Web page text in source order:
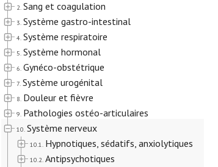
2. Sang et coagulation
3. Système gastro-intestinal
4. Système respiratoire
5. Système hormonal
6. Gynéco-obstétrique
7. Système urogénital
8. Douleur et fièvre
9. Pathologies ostéo-articulaires
10. Système nerveux
10.1. Hypnotiques, sédatifs, anxiolytiques
10.2. Antipsychotiques